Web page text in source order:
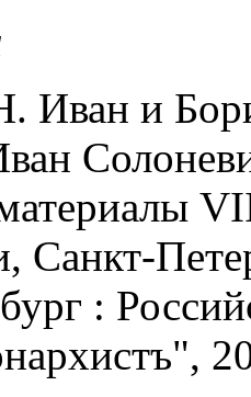
Иван и
Санкт-
: